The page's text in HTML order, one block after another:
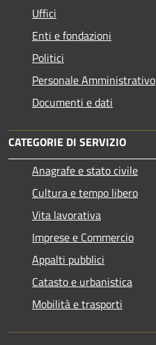
Uffici
Enti e fondazioni
Politici
Personale Amministrativo
Documenti e dati
CATEGORIE DI SERVIZIO
Anagrafe e stato civile
Cultura e tempo libero
Vita lavorativa
Imprese e Commercio
Appalti pubblici
Catasto e urbanistica
Mobilità e trasporti